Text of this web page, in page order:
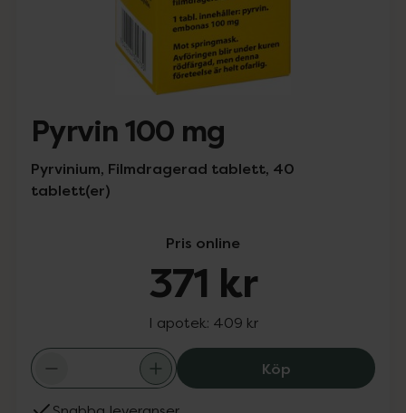
Pyrvin 100 mg
Pyrvinium, Filmdragerad tablett, 40
tablett(er)
Pris online
371 kr
I apotek: 409 kr
KöpPyrvin 100 mg,